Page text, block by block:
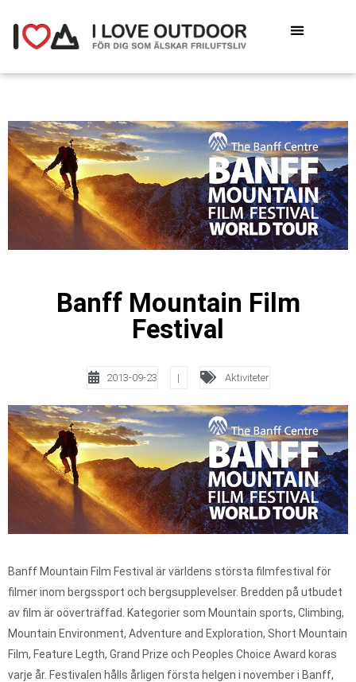
Banff Mountain Film
Festival
2013-09-23 | Aktiviteter
Banff Mountain Film Festival är världens största filmfestival för
filmer inom bergssport och bergsupplevelser. Bredden på utbudet
av film är oöverträffad. Kategorier som Mountain sports, Climbing,
Mountain Environment, Adventure and Exploration, Short Mountain
Film, Feature Legth, Grand Prize och Peoples Choice Award koras
varje år. Festivalen hålls årligen första helgen i november i Banff,